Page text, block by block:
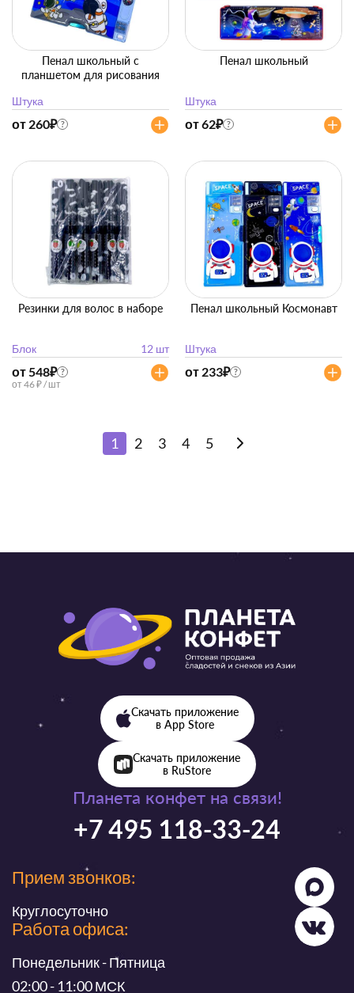
Пенал школьный с
планшетом для рисования
Штука
от 260₽ ?
Пенал школьный
Штука
от 62₽ ?
Резинки для волос в наборе
Блок 12 шт
от 548₽ ?
от 46 ₽ / шт
Пенал школьный Космонавт
Штука
от 233₽ ?
1 2 3 4 5
Планета конфет на связи!
+7 495 118-33-24
Прием звонков:
Круглосуточно
Работа офиса:
Понедельник - Пятница
02:00 - 11:00 МСК
Скачать приложение
в App Store
Скачать приложение
в RuStore